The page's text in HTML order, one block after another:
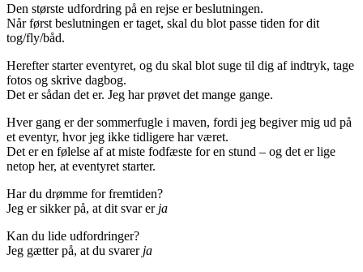
Den største udfordring på en rejse er beslutningen.
Når først beslutningen er taget, skal du blot passe tiden for dit
tog/fly/båd.
Herefter starter eventyret, og du skal blot suge til dig af indtryk, tage
fotos og skrive dagbog.
Det er sådan det er. Jeg har prøvet det mange gange.
Hver gang er der sommerfugle i maven, fordi jeg begiver mig ud på
et eventyr, hvor jeg ikke tidligere har været.
Det er en følelse af at miste fodfæste for en stund – og det er lige
netop her, at eventyret starter.
Har du drømme for fremtiden?
Jeg er sikker på, at dit svar er ja
Kan du lide udfordringer?
Jeg gætter på, at du svarerja